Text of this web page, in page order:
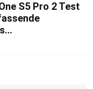
S5 Pro 2 Test